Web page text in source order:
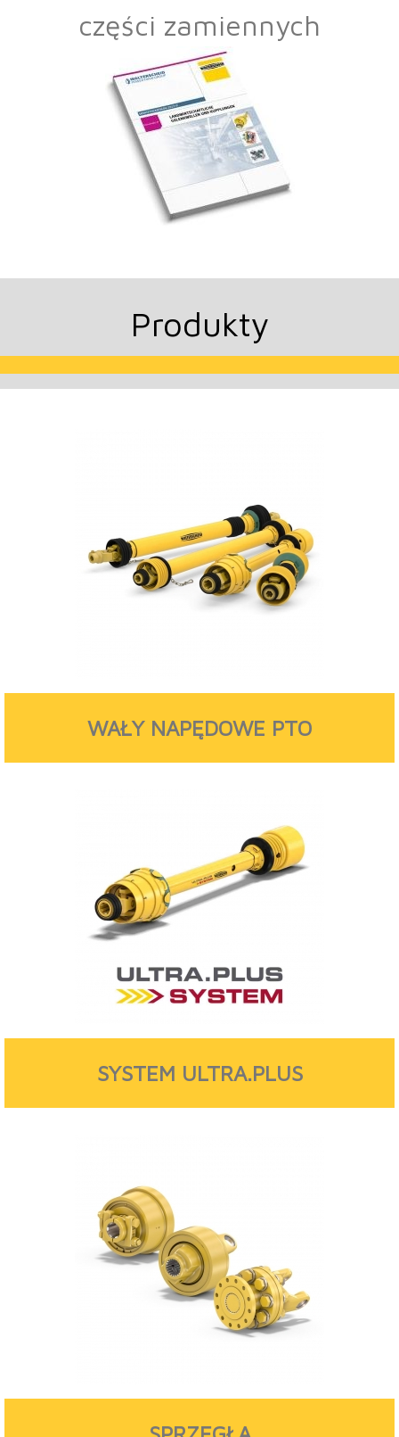
części zamiennych
Produkty
WAŁY NAPĘDOWE PTO
SYSTEM ULTRA.PLUS